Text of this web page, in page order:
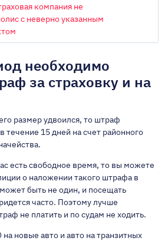
ВЛАДЕЛЬЦА
Со скидкой до 25%
компания не
с неверно указанным
необходимо
за страховку и на
размер удвоился, то штраф
течение 15 дней на счет районного
есть свободное время, то вы можете
о наложении такого штрафа в
быть не один, и посещать
часто. Поэтому лучше
не платить и по судам не ходить.
новые авто и авто на транзитных